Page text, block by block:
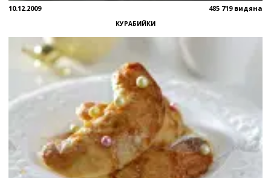
10.12.2009 485 719 видяна
КУРАБИЙКИ